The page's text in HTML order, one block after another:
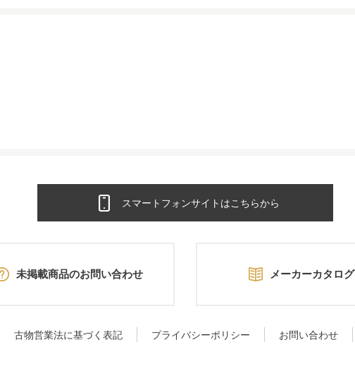
スマートフォンサイトはこちらから
未掲載商品のお問い合わせ メーカーカタログ
古物営業法に基づく表記 プライバシーポリシー お問い合わせ